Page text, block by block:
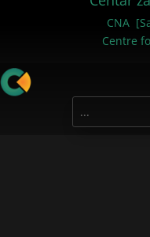
CNA
Centre